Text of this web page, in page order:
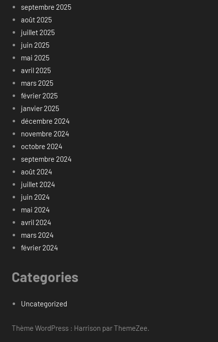
septembre 2025
août 2025
juillet 2025
juin 2025
mai 2025
avril 2025
mars 2025
février 2025
janvier 2025
décembre 2024
novembre 2024
octobre 2024
septembre 2024
août 2024
juillet 2024
juin 2024
mai 2024
avril 2024
mars 2024
février 2024
Categories
Uncategorized
Thème WordPress : Harrison par ThemeZee.